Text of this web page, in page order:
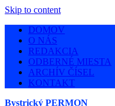
Skip to content
DOMOV
O NÁS
REDAKCIA
ODBERNÉ MIESTA
ARCHÍV ČÍSEL
KONTAKT
Bystrický PERMON